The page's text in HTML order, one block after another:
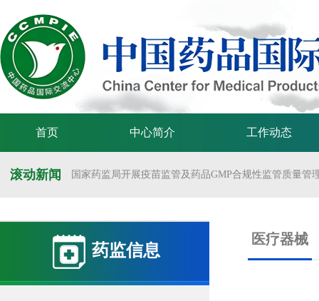
首页 中心简介 工作动态
滚动新闻 国家药监局开展疫苗监管及药品GMP合规性监管质量管
国家药监局药审中心关于发布《预防用mRNA疫苗临床
国家药监局药审中心关于发布《关于开发适宜药品包装
国家药监局 国家卫生健康委 国家中医药局 国家疾控局
药监信息
医疗器械